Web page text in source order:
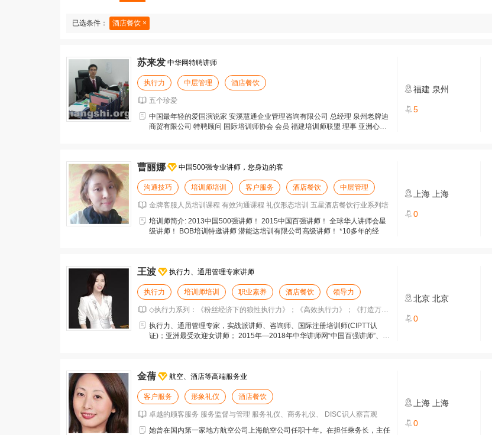
已选条件： 酒店餐饮 ×
苏来发 中华网特聘讲师
执行力 中层管理 酒店餐饮
五个珍爱
中国最年轻的爱国演说家 安溪慧通企业管理咨询有限公司 总经理 泉州老牌迪
商贸有限公司 特聘顾问 国际培训师协会 会员 福建培训师联盟 理事 亚洲心灵
福建 泉州
5
曹丽娜 中国500强专业讲师，您身边的客
沟通技巧 培训师培训 客户服务 酒店餐饮 中层管理
金牌客服人员培训课程 有效沟通课程 礼仪形态培训 五星酒店餐饮行业系列培
培训师简介: 2013中国500强讲师！ 2015中国百强讲师！ 全球华人讲师会星
级讲师！ BOB培训特邀讲师 潜能达培训有限公司高级讲师！ *10多年的经
上海 上海
0
王波 执行力、通用管理专家讲师
执行力 培训师培训 职业素养 酒店餐饮 领导力
◇执行力系列：《粉丝经济下的狼性执行力》；《高效执行力》；《打造万众一心
执行力、通用管理专家，实战派讲师、咨询师、国际注册培训师(CIPTT认
证)；亚洲最受欢迎女讲师； 2015年—2018年中华讲师网“中国百强讲师”、中
北京 北京
0
金蒨 航空、酒店等高端服务业
客户服务 形象礼仪 酒店餐饮
卓越的顾客服务 服务监督与管理 服务礼仪、商务礼仪、 DISC识人察言观
她曾在国内第一家地方航空公司上海航空公司任职十年。在担任乘务长，主任
上海 上海
0